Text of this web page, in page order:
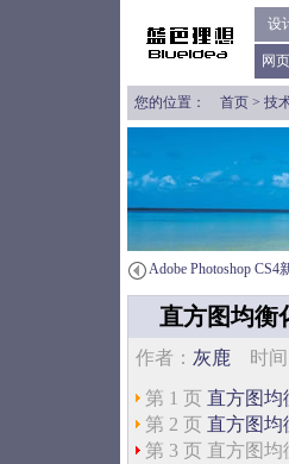
设
网
您的位置： 首页 > 技
Adobe Photoshop CS4
直方图均衡
作者： 灰鹿 时间
第 1 页 直方图均
第 2 页 直方图均
第 3 页 直方图